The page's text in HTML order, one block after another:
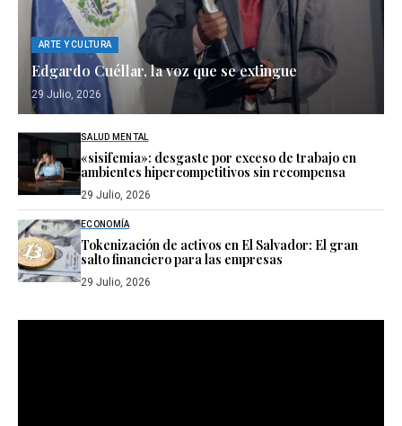
ARTE Y CULTURA
Edgardo Cuéllar, la voz que se extingue
29 Julio, 2026
SALUD MENTAL
«sisifemia»: desgaste por exceso de trabajo en
ambientes hipercompetitivos sin recompensa
29 Julio, 2026
ECONOMÍA
Tokenización de activos en El Salvador: El gran
salto financiero para las empresas
29 Julio, 2026